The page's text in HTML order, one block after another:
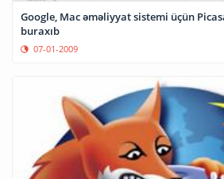
Google, Mac əməliyyat sistemi üçün
buraxıb
07-01-2009